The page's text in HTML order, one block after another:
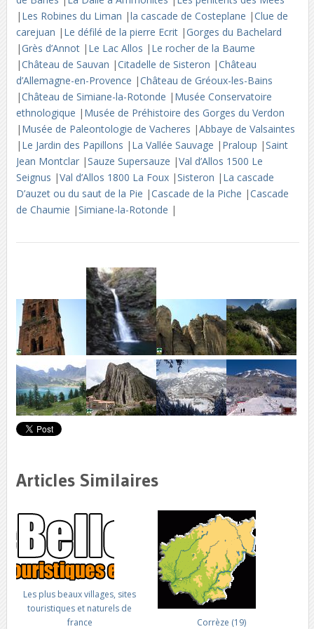
| Les Robines du Liman |la cascade de Costeplane |Clue de
carejuan | Le défilé de la pierre Ecrit |Gorges du Bachelard
|Grès d’Annot | Le Lac Allos | Le rocher de la Baume
|Château de Sauvan |Citadelle de Sisteron |Château
d’Allemagne-en-Provence |Château de Gréoux-les-Bains
|Château de Simiane-la-Rotonde | Musée Conservatoire
ethnologique | Musée de Préhistoire des Gorges du Verdon
| Musée de Paleontologie de Vacheres |Abbaye de Valsaintes
| Le Jardin des Papillons | La Vallée Sauvage | Praloup |Saint
Jean Montclar |Sauze Supersauze |Val d’Allos 1500 Le
Seignus |Val d’Allos 1800 La Foux |Sisteron | La cascade
D’auzet ou du saut de la Pie |Cascade de la Piche |Cascade
de Chaumie |Simiane-la-Rotonde |
Articles Similaires
Les plus beaux villages, sites
touristiques et naturels de
france
Corrèze (19)